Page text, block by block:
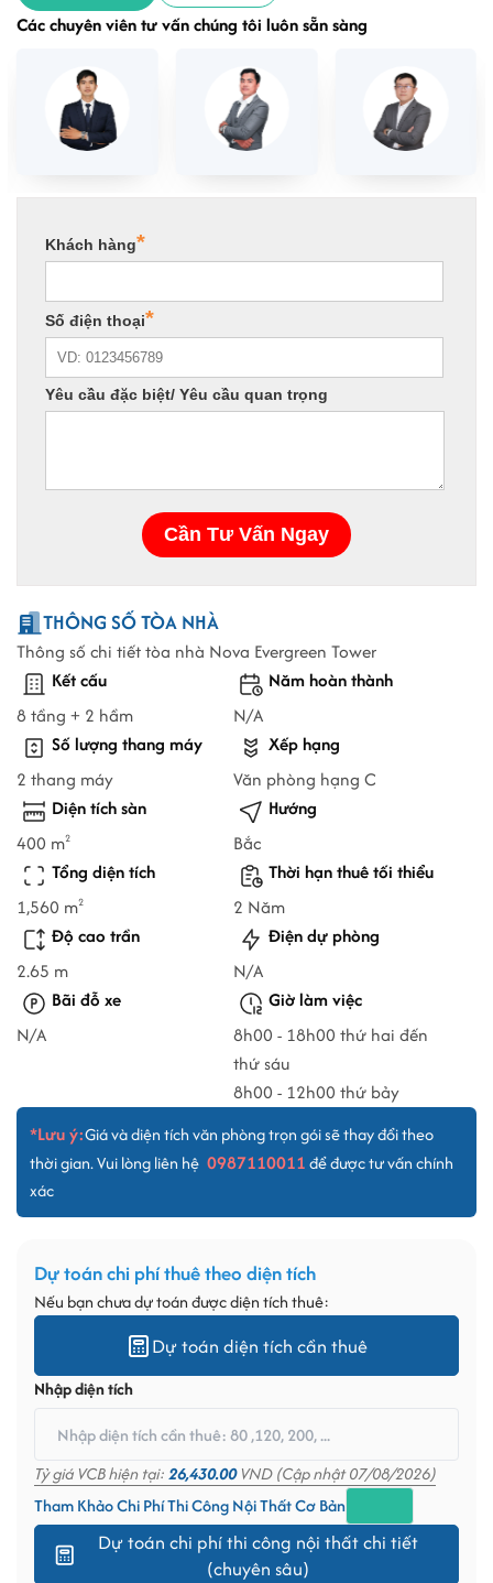
Các chuyên viên tư vấn chúng tôi luôn sẵn sàng
THÔNG SỐ TÒA NHÀ
Thông số chi tiết tòa nhà Nova Evergreen Tower
Kết cấu
8 tầng + 2 hầm
Năm hoàn thành
N/A
Số lượng thang máy
2 thang máy
Xếp hạng
Văn phòng hạng C
Diện tích sàn
400 m2
Hướng
Bắc
Tổng diện tích
1,560 m2
Thời hạn thuê tối thiểu
2 Năm
Độ cao trần
2.65 m
Điện dự phòng
N/A
Bãi đỗ xe
N/A
Giờ làm việc
8h00 - 18h00 thứ hai đến
thứ sáu
8h00 - 12h00 thứ bảy
*Lưu ý:Giá và diện tích văn phòng trọn gói sẽ thay đổi theo
thời gian. Vui lòng liên hệ 0987110011để được tư vấn chính
xác
Dự toán chi phí thuê theo diện tích
Nếu bạn chưa dự toán được diện tích thuê:
Dự toán diện tích cần thuê
Nhập diện tích
Tỷ giá VCB hiện tại:26,430.00VND (Cập nhật 07/08/2026)
Tham Khảo Chi Phí Thi Công Nội Thất Cơ Bản
Dự toán chi phí thi công nội thất chi tiết
(chuyên sâu)